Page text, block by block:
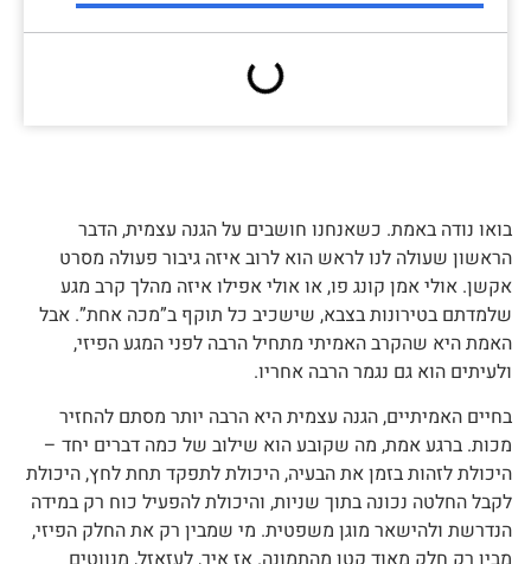
בואו נודה באמת. כשאנחנו חושבים על הגנה עצמית, הדבר
הראשון שעולה לנו לראש הוא לרוב איזה גיבור פעולה מסרט
אקשן. אולי אמן קונג פו, או אולי אפילו איזה מהלך קרב מגע
שלמדתם בטירונות בצבא, שישכיב כל תוקף ב”מכה אחת”. אבל
האמת היא שהקרב האמיתי מתחיל הרבה לפני המגע הפיזי,
ולעיתים הוא גם נגמר הרבה אחריו.
בחיים האמיתיים, הגנה עצמית היא הרבה יותר מסתם להחזיר
מכות. ברגע אמת, מה שקובע הוא שילוב של כמה דברים יחד –
היכולת לזהות בזמן את הבעיה, היכולת לתפקד תחת לחץ, היכולת
לקבל החלטה נכונה בתוך שניות, והיכולת להפעיל כוח רק במידה
הנדרשת ולהישאר מוגן משפטית. מי שמבין רק את החלק הפיזי,